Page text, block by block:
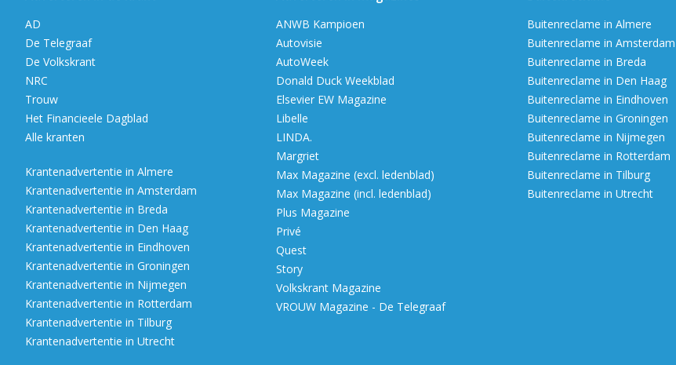
AD
De Telegraaf
De Volkskrant
NRC
Trouw
Het Financieele Dagblad
Alle kranten
Krantenadvertentie in Almere
Krantenadvertentie in Amsterdam
Krantenadvertentie in Breda
Krantenadvertentie in Den Haag
Krantenadvertentie in Eindhoven
Krantenadvertentie in Groningen
Krantenadvertentie in Nijmegen
Krantenadvertentie in Rotterdam
Krantenadvertentie in Tilburg
Krantenadvertentie in Utrecht
ANWB Kampioen
Autovisie
AutoWeek
Donald Duck Weekblad
Elsevier EW Magazine
Libelle
LINDA.
Margriet
Max Magazine (excl. ledenblad)
Max Magazine (incl. ledenblad)
Plus Magazine
Privé
Quest
Story
Volkskrant Magazine
VROUW Magazine - De Telegraaf
Buitenreclame in Almere
Buitenreclame in Amsterdam
Buitenreclame in Breda
Buitenreclame in Den Haag
Buitenreclame in Eindhoven
Buitenreclame in Groningen
Buitenreclame in Nijmegen
Buitenreclame in Rotterdam
Buitenreclame in Tilburg
Buitenreclame in Utrecht